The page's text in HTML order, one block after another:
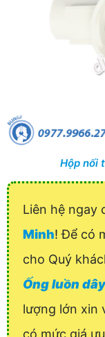
Hộp nối
Liên hệ ngay
Minh! Để có
cho Quý
Ống luồn
lượng lớn xin
có mức giá